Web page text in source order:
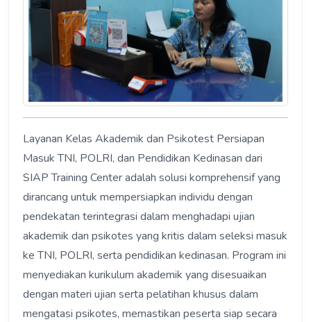
Layanan Kelas Akademik dan Psikotest Persiapan
Masuk TNI, POLRI, dan Pendidikan Kedinasan dari
SIAP Training Center adalah solusi komprehensif yang
dirancang untuk mempersiapkan individu dengan
pendekatan terintegrasi dalam menghadapi ujian
akademik dan psikotes yang kritis dalam seleksi masuk
ke TNI, POLRI, serta pendidikan kedinasan. Program ini
menyediakan kurikulum akademik yang disesuaikan
dengan materi ujian serta pelatihan khusus dalam
mengatasi psikotes, memastikan peserta siap secara